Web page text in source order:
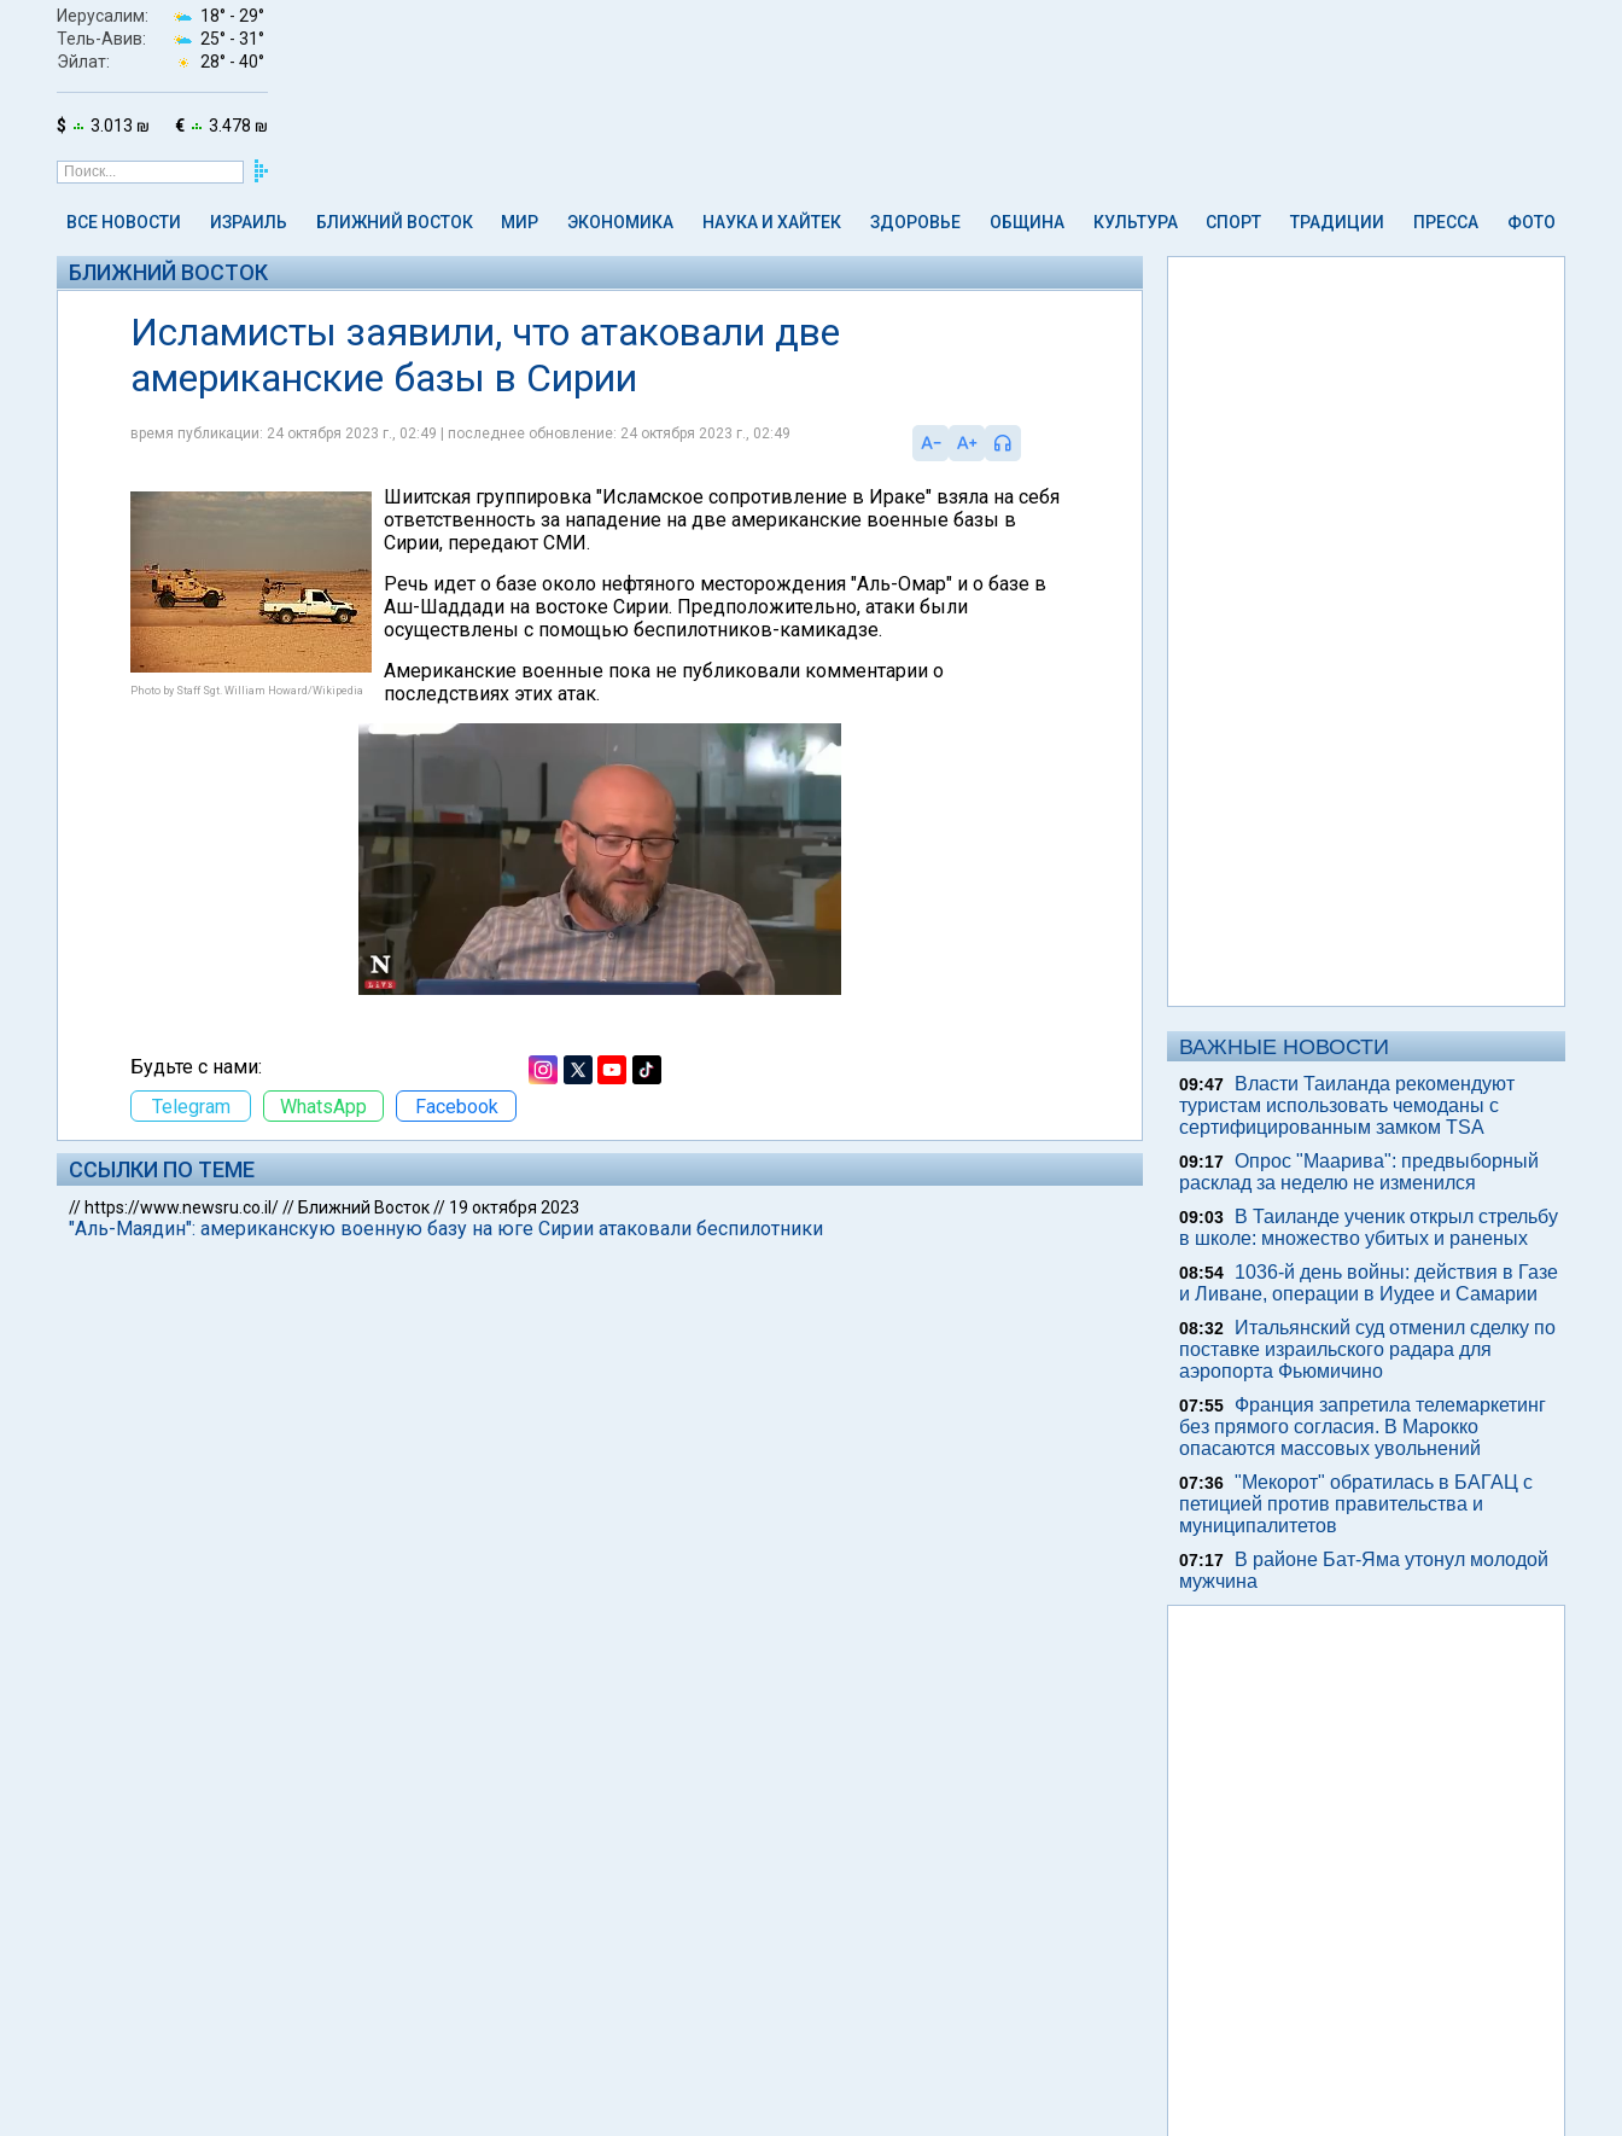
Иерусалим: 18° - 29°
Тель-Авив:
25° - 31°
Эйлат:
28° - 40°
$ 3.013 ₪ € 3.478 ₪
ВСЕ НОВОСТИ ИЗРАИЛЬ БЛИЖНИЙ ВОСТОК МИР ЭКОНОМИКА НАУКА И ХАЙТЕК ЗДОРОВЬЕ ОБЩИНА КУЛЬТУРА СПОРТ ТРАДИЦИИ ПРЕССА ФОТО
БЛИЖНИЙ ВОСТОК
Исламисты заявили, что атаковали две
американские базы в Сирии
время публикации: 24 октября 2023 г., 02:49 | последнее обновление: 24 октября 2023 г., 02:49
Photo by Staff Sgt. William Howard/Wikipedia
Шиитская группировка "Исламское сопротивление в Ираке" взяла на себя
ответственность за нападение на две американские военные базы в
Сирии, передают СМИ.
Речь идет о базе около нефтяного месторождения "Аль-Омар" и о базе в
Аш-Шаддади на востоке Сирии. Предположительно, атаки были
осуществлены с помощью беспилотников-камикадзе.
Американские военные пока не публиковали комментарии о
последствиях этих атак.
Будьте с нами:
Telegram
WhatsApp Facebook
ССЫЛКИ ПО ТЕМЕ
// https://www.newsru.co.il/// Ближний Восток// 19 октября 2023
"Аль-Маядин": американскую военную базу на юге Сирии атаковали беспилотники
ВАЖНЫЕ НОВОСТИ
09:47
Власти Таиланда рекомендуют
туристам использовать чемоданы с
сертифицированным замком TSA
09:17 Опрос "Mаарива": предвыборный
расклад за неделю не изменился
09:03
В Таиланде ученик открыл стрельбу
в школе: множество убитых и раненых
08:54
1036-й день войны: действия в Газе
и Ливане, операции в Иудее и Самарии
08:32
Итальянский суд отменил сделку по
поставке израильского радара для
аэропорта Фьюмичино
07:55
Франция запретила телемаркетинг
без прямого согласия. В Марокко
опасаются массовых увольнений
07:36 "Мекорот" обратилась в БАГАЦ с
петицией против правительства и
муниципалитетов
07:17
В районе Бат-Яма утонул молодой
мужчина